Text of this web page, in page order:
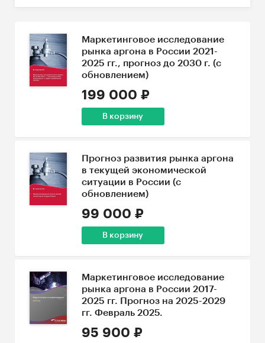
Маркетинговое исследование
рынка аргона в России 2021-
2025 гг., прогноз до 2030 г. (с
обновлением)
199 000 ₽
В корзину
Прогноз развития рынка аргона
в текущей экономической
ситуации в России (с
обновлением)
99 000 ₽
В корзину
Маркетинговое исследование
рынка аргона в России 2017-
2025 гг. Прогноз на 2025-2029
гг. Февраль 2025.
95 900 ₽